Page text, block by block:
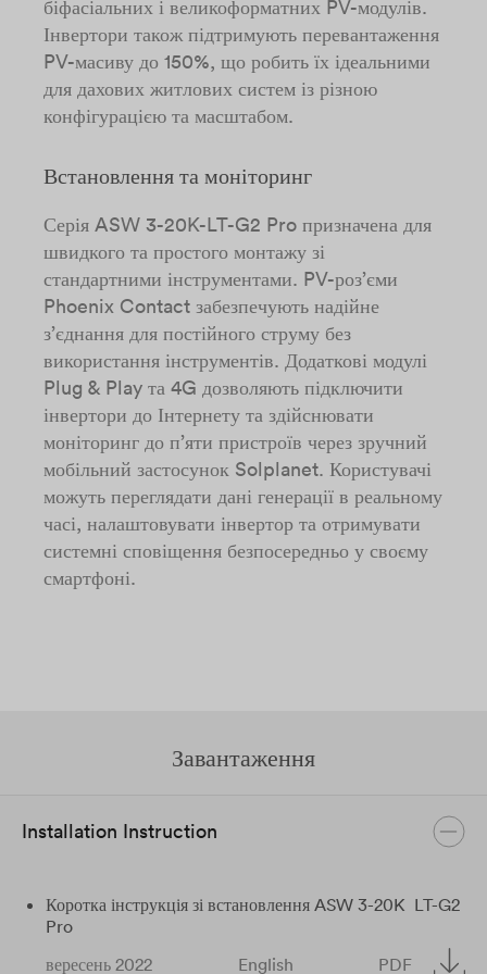
біфасіальних і великоформатних PV-модулів.
Інвертори також підтримують перевантаження
PV-масиву до 150%, що робить їх ідеальними
для дахових житлових систем із різною
конфігурацією та масштабом.
Встановлення та моніторинг
Серія ASW 3-20K-LT-G2 Pro призначена для
швидкого та простого монтажу зі
стандартними інструментами. PV-роз’єми
Phoenix Contact забезпечують надійне
з’єднання для постійного струму без
використання інструментів. Додаткові модулі
Plug & Play та 4G дозволяють підключити
інвертори до Інтернету та здійснювати
моніторинг до п’яти пристроїв через зручний
мобільний застосунок Solplanet. Користувачі
можуть переглядати дані генерації в реальному
часі, налаштовувати інвертор та отримувати
системні сповіщення безпосередньо у своєму
смартфоні.
Завантаження
Installation Instruction
Коротка інструкція зі встановлення ASW 3-20K ​ LT-G2
Pro
вересень 2022
English PDF